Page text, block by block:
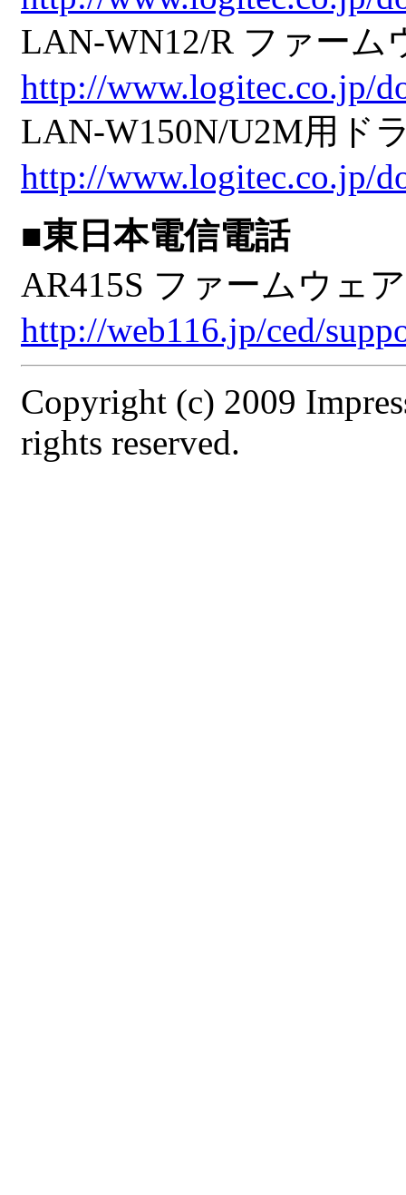
LAN-WN12/R ファーム
http://www.logitec.co.jp/
LAN-W150N/U2M用ド
http://www.logitec.co.jp/
■東日本電信電話
AR415S ファームウェ
http://web116.jp/ced/
Copyright (c) 2009
rights reserved.